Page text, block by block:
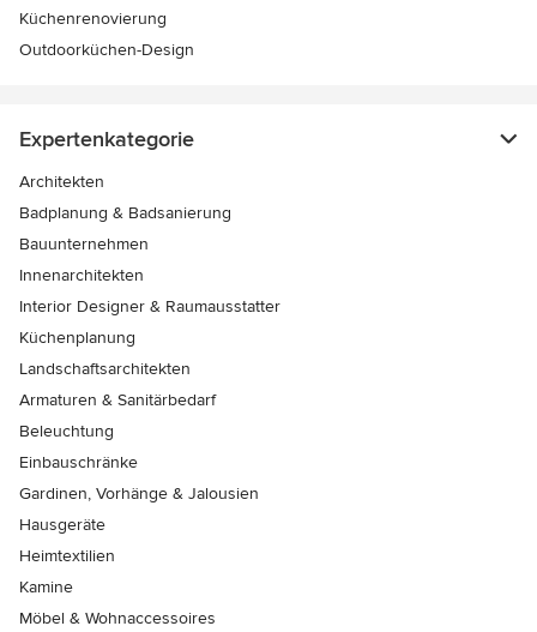
Küchenrenovierung
Outdoorküchen-Design
Expertenkategorie
Architekten
Badplanung & Badsanierung
Bauunternehmen
Innenarchitekten
Interior Designer & Raumausstatter
Küchenplanung
Landschaftsarchitekten
Armaturen & Sanitärbedarf
Beleuchtung
Einbauschränke
Gardinen, Vorhänge & Jalousien
Hausgeräte
Heimtextilien
Kamine
Möbel & Wohnaccessoires